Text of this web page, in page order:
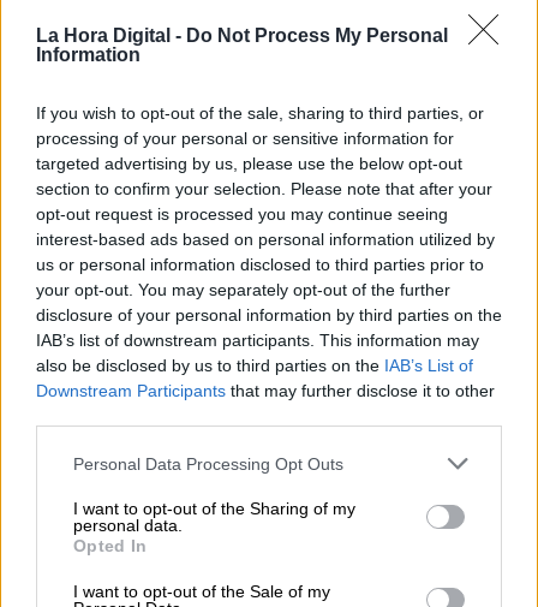
La Hora Digital - Do Not Process My Personal
Information
If you wish to opt-out of the sale, sharing to third parties, or
processing of your personal or sensitive information for
targeted advertising by us, please use the below opt-out
section to confirm your selection. Please note that after your
opt-out request is processed you may continue seeing
interest-based ads based on personal information utilized by
us or personal information disclosed to third parties prior to
your opt-out. You may separately opt-out of the further
disclosure of your personal information by third parties on the
IAB’s list of downstream participants. This information may
also be disclosed by us to third parties on the IAB’s List of
Downstream Participants that may further disclose it to other
Personal Data Processing Opt Outs
I want to opt-out of the Sharing of my
personal data.
Opted In
I want to opt-out of the Sale of my
Esperamos que Pedro Sánchez
recupere el sentido de sus palabras
Pedro Sánchez anuncia una rebaja